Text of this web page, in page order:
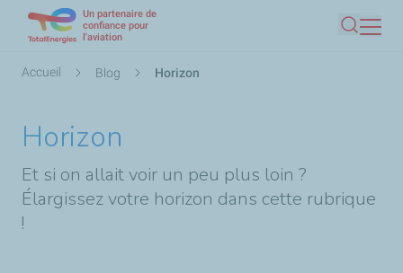
Un partenaire de
confiance pour
l'aviation
Fil
Accueil Blog Horizon
Horizon
Et si on allait voir un peu plus loin ?
Élargissez votre horizon dans cette rubrique
!